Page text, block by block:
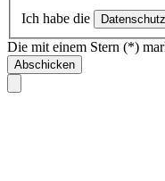
Ich habe die
Die mit einem Stern (*)
Abschicken